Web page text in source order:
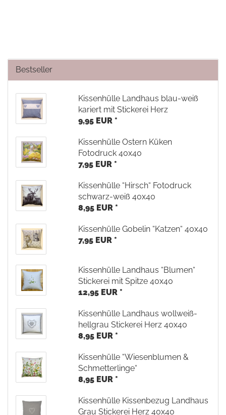
Bestseller
Kissenhülle Landhaus blau-weiß
kariert mit Stickerei Herz
9,95 EUR *
Kissenhülle Ostern Küken
Fotodruck 40x40
7,95 EUR *
Kissenhülle “Hirsch“ Fotodruck
schwarz-weiß 40x40
8,95 EUR *
Kissenhülle Gobelin “Katzen“ 40x40
7,95 EUR *
Kissenhülle Landhaus “Blumen“
Stickerei mit Spitze 40x40
12,95 EUR *
Kissenhülle Landhaus wollweiß-
hellgrau Stickerei Herz 40x40
8,95 EUR *
Kissenhülle “Wiesenblumen &
Schmetterlinge“
8,95 EUR *
Kissenhülle Kissenbezug Landhaus
Grau Stickerei Herz 40x40